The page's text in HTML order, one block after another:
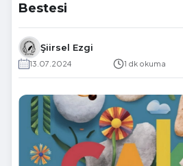
Bestesi
Şiirsel Ezgi
13.07.2024 1 dk okuma